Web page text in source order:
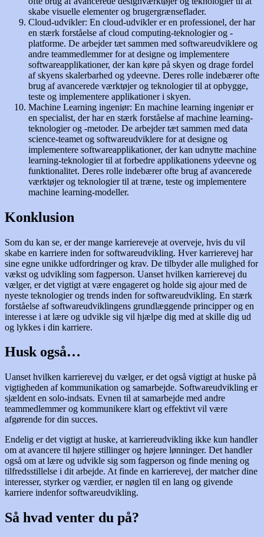
skabe visuelle elementer og brugergrænseflader.
Cloud-udvikler: En cloud-udvikler er en professionel, der har
en stærk forståelse af cloud computing-teknologier og -
platforme. De arbejder tæt sammen med softwareudviklere og
andre teammedlemmer for at designe og implementere
softwareapplikationer, der kan køre på skyen og drage fordel
af skyens skalerbarhed og ydeevne. Deres rolle indebærer ofte
brug af avancerede værktøjer og teknologier til at opbygge,
teste og implementere applikationer i skyen.
Machine Learning ingeniør: En machine learning ingeniør er
en specialist, der har en stærk forståelse af machine learning-
teknologier og -metoder. De arbejder tæt sammen med data
science-teamet og softwareudviklere for at designe og
implementere softwareapplikationer, der kan udnytte machine
learning-teknologier til at forbedre applikationens ydeevne og
funktionalitet. Deres rolle indebærer ofte brug af avancerede
værktøjer og teknologier til at træne, teste og implementere
machine learning-modeller.
Konklusion
Som du kan se, er der mange karriereveje at overveje, hvis du vil
skabe en karriere inden for softwareudvikling. Hver karrierevej har
sine egne unikke udfordringer og krav. De tilbyder alle mulighed for
vækst og udvikling som fagperson. Uanset hvilken karrierevej du
vælger, er det vigtigt at være engageret og holde sig ajour med de
nyeste teknologier og trends inden for softwareudvikling. En stærk
forståelse af softwareudviklingens grundlæggende principper og en
interesse i at lære og udvikle sig vil hjælpe dig med at skille dig ud
og lykkes i din karriere.
Husk også…
Uanset hvilken karrierevej du vælger, er det også vigtigt at huske på
vigtigheden af kommunikation og samarbejde. Softwareudvikling er
sjældent en solo-indsats. Evnen til at samarbejde med andre
teammedlemmer og kommunikere klart og effektivt vil være
afgørende for din succes.
Endelig er det vigtigt at huske, at karriereudvikling ikke kun handler
om at avancere til højere stillinger og højere lønninger. Det handler
også om at lære og udvikle sig som fagperson og finde mening og
tilfredsstillelse i dit arbejde. At finde en karrierevej, der matcher dine
interesser, styrker og værdier, er nøglen til en lang og givende
karriere indenfor softwareudvikling.
Så hvad venter du på?